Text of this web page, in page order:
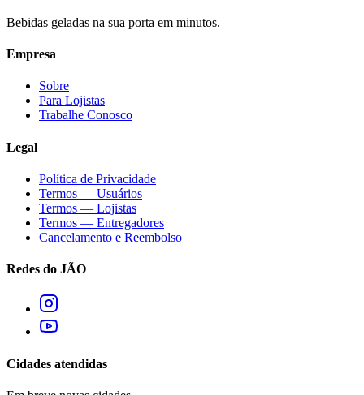
Bebidas geladas na sua porta em minutos.
Empresa
Sobre
Para Lojistas
Trabalhe Conosco
Legal
Política de Privacidade
Termos — Usuários
Termos — Lojistas
Termos — Entregadores
Cancelamento e Reembolso
Redes do JÃO
Cidades atendidas